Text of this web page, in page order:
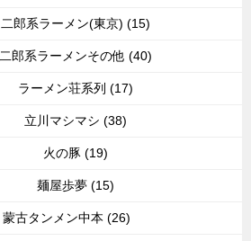
二郎系ラーメン(東京) (15)
二郎系ラーメンその他 (40)
ラーメン荘系列 (17)
立川マシマシ (38)
火の豚 (19)
麺屋歩夢 (15)
蒙古タンメン中本 (26)